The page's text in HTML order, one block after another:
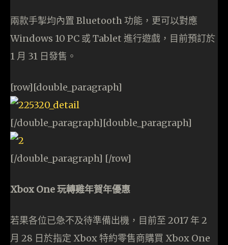
兩款手掣均內置 Bluetooth 功能，更可以對應
Windows 10 PC 或 Tablet 進行遊戲，目前預訂於
1 月 31 日發售。
[row][double_paragraph]
[/double_paragraph][double_paragraph]
[/double_paragraph] [/row]
Xbox One 玩轉雞年賀年優惠
若果各位已急不及待準備出機，目前至 2017 年 2
月 28 日於指定 Xbox 特約零售商購買 Xbox One